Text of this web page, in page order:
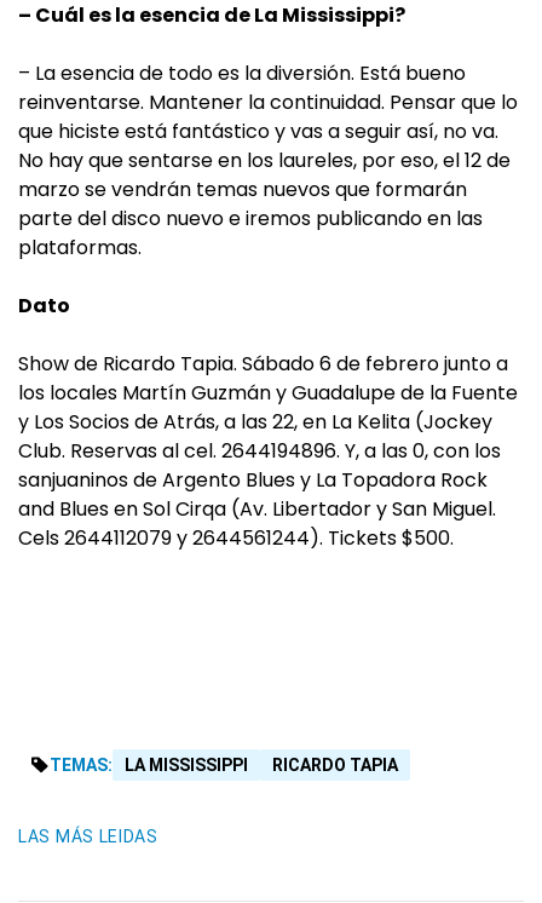
– Cuál es la esencia de La Mississippi?
– La esencia de todo es la diversión. Está bueno
reinventarse. Mantener la continuidad. Pensar que lo
que hiciste está fantástico y vas a seguir así, no va.
No hay que sentarse en los laureles, por eso, el 12 de
marzo se vendrán temas nuevos que formarán
parte del disco nuevo e iremos publicando en las
plataformas.
Dato
Show de Ricardo Tapia. Sábado 6 de febrero junto a
los locales Martín Guzmán y Guadalupe de la Fuente
y Los Socios de Atrás, a las 22, en La Kelita (Jockey
Club. Reservas al cel. 2644194896. Y, a las 0, con los
sanjuaninos de Argento Blues y La Topadora Rock
and Blues en Sol Cirqa (Av. Libertador y San Miguel.
Cels 2644112079 y 2644561244). Tickets $500.
TEMAS: LA MISSISSIPPI RICARDO TAPIA
LAS MÁS LEIDAS